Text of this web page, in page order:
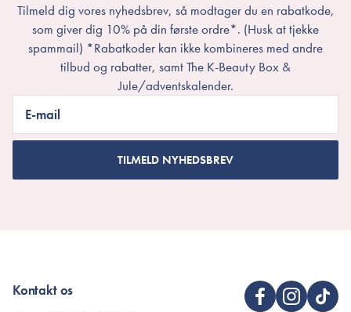
Tilmeld dig vores nyhedsbrev, så modtager du en rabatkode,
som giver dig 10% på din første ordre*. (Husk at tjekke
spammail) *Rabatkoder kan ikke kombineres med andre
tilbud og rabatter, samt The K-Beauty Box &
Jule/adventskalender.
E-mail
TILMELD NYHEDSBREV
Kontakt os